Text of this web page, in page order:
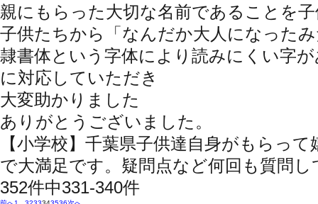
親にもらった大切な名前であることを
子供たちから「なんだか大人になった
隷書体という字体により読みにくい字
に対応していただき
大変助かりました
ありがとうございました。
【小学校】千葉県子供達自身がもらっ
で大満足です。疑問点など何回も質問
352件中331-340件